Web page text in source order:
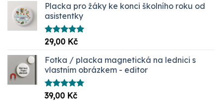
Placka pro žáky ke konci školního roku od
asistentky
Hodnocení
5.00
29,00 Kč
Fotka / placka magnetická na lednici s
vlastním obrázkem - editor
Hodnocení
39,00 Kč